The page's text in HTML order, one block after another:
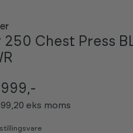
250 Chest Press
eks moms